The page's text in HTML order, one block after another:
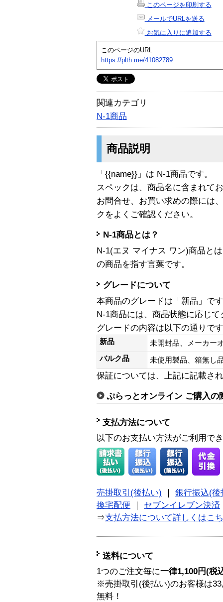
このページを印刷する
メールでURLを送る
お気に入りに追加する
このページのURL
https://plth.me/41082789
関連カテゴリ
N-1商品
商品説明
「{{name}}」は N-1商品です。
スペックは、商品名に含まれて
お問合せ、お買い求めの際には
クをよくご確認ください。
N-1商品とは？
N-1(エヌ マイナス ワン)商品と
の商品を指す言葉です。
グレードについて
本商品のグレードは「新品」です
N-1商品には、商品状態に応じ
グレードの内容は以下の通りで
新品
未開封品、メーカー
バルク品
未使用製品、箱無
保証については、上記に記載さ
ぷらっとオンライン ご購入の
支払方法について
以下のお支払い方法がご利用で
売掛取引(後払い)
銀行振込(後
換宅配便
セブンイレブン決済
⇒支払方法について詳しくはこ
送料について
1つのご注文毎に一律1,100円(税
※売掛取引(後払い)のお客様は
無料！